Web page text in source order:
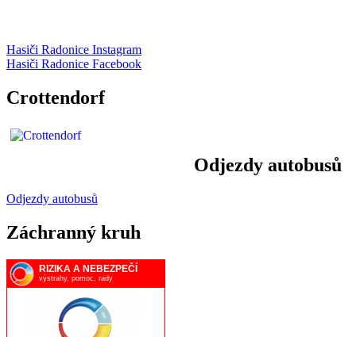
Hasiči Radonice Instagram
Hasiči Radonice Facebook
Crottendorf
Odjezdy autobusů
Odjezdy autobusů
Záchranný kruh